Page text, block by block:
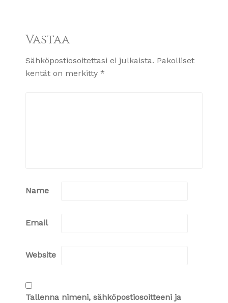
Vastaa
Sähköpostiosoitettasi ei julkaista. Pakolliset
kentät on merkitty *
Name
Email
Website
Tallenna nimeni, sähköpostiosoitteeni ja